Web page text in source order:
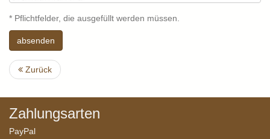
* Pflichtfelder, die ausgefüllt werden müssen.
absenden
Zurück
Zahlungsarten
PayPal